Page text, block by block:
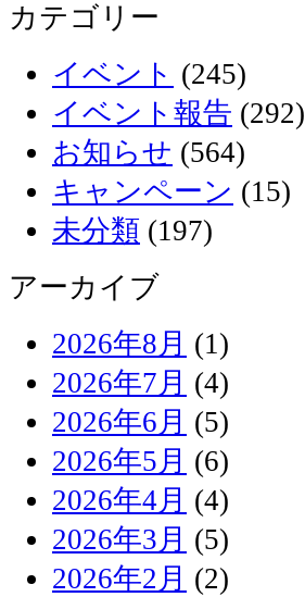
カテゴリー
イベント (245)
イベント報告 (292)
お知らせ (564)
キャンペーン (15)
未分類 (197)
アーカイブ
2026年8月 (1)
2026年7月 (4)
2026年6月 (5)
2026年5月 (6)
2026年4月 (4)
2026年3月 (5)
2026年2月 (2)